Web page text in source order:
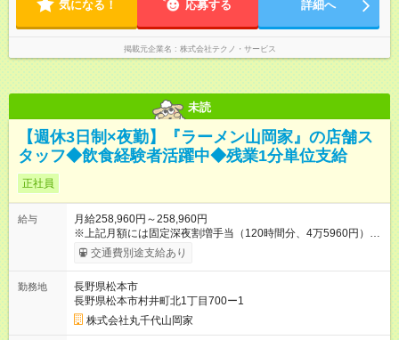
気になる！ 応募する 詳細へ
掲載元企業名 株式会社テクノ・サービス
未読
【週休3日制×夜勤】『ラーメン山岡家』の店舗ス
タッフ◆飲食経験者活躍中◆残業1分単位支給
正社員
給与
月給258,960円～258,960円
※上記月額には固定深夜割増手当（120時間分、4万5960円）を
含みます。深夜勤務が120時間を超えた場合は追加で支給しま
す。 ★想定月収は【30万円（月給額＋深夜手当4万5960円＋残
他、賞与や各種手当も支給します。 ★年2回の昇給チャンスあ
り。継続的に収入アップできる環境です ＜店長へのチャレンジ
も可能！＞ ◎将来的に、週休2日の働き方に変更して【店長候
補】のポジションに挑戦することも可能です！店長昇格後には
交通費別途支給あり
勤務地
長野県松本市
長野県松本市村井町北1丁目700ー1
株式会社丸千代山岡家